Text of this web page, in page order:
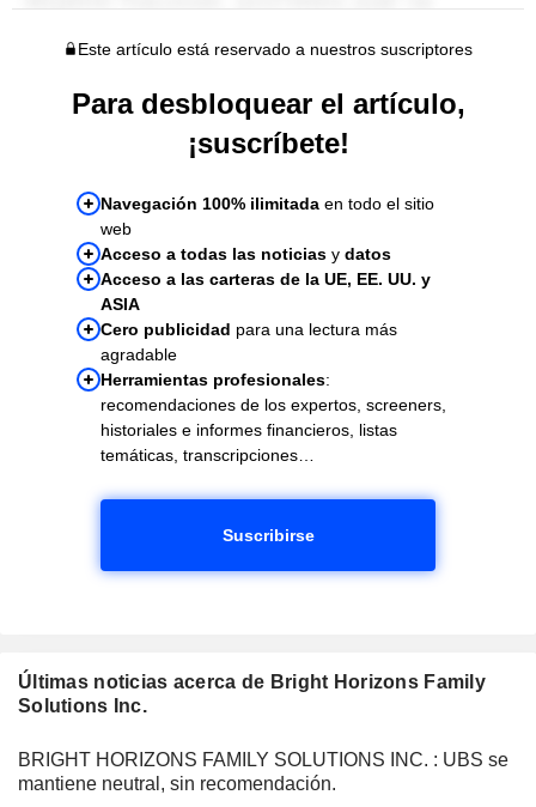
Este artículo está reservado a nuestros suscriptores
Para desbloquear el artículo,
¡suscríbete!
Navegación 100% ilimitada en todo el sitio
web
Acceso a todas las noticias y datos
Acceso a las carteras de la UE, EE. UU. y
ASIA
Cero publicidad para una lectura más
agradable
Herramientas profesionales:
recomendaciones de los expertos, screeners,
historiales e informes financieros, listas
temáticas, transcripciones…
Suscribirse
Últimas noticias acerca de Bright Horizons Family
Solutions Inc.
BRIGHT HORIZONS FAMILY SOLUTIONS INC. : UBS se
mantiene neutral, sin recomendación.